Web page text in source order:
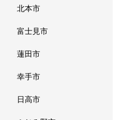
北本市
富士見市
蓮田市
幸手市
日高市